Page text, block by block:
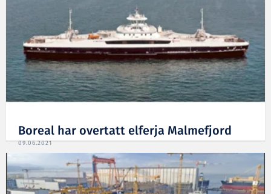
Boreal har overtatt elferja Malmefjord
09.06.2021